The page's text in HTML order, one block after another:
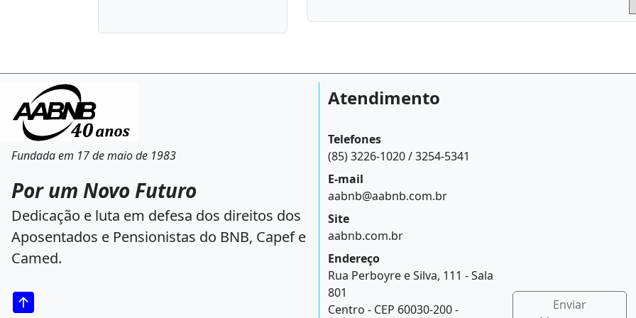
Fundada em 17 de maio de 1983
Por um Novo Futuro
Dedicação e luta em defesa dos direitos dos
Aposentados e Pensionistas do BNB, Capef e
Camed.
Atendimento
Telefones
(85) 3226-1020 / 3254-5341
E-mail
aabnb@aabnb.com.br
Site
aabnb.com.br
Endereço
Rua Perboyre e Silva, 111 - Sala
801
Centro - CEP 60030-200 -
Enviar